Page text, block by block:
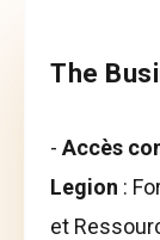
The
- Accès
Legion :
et